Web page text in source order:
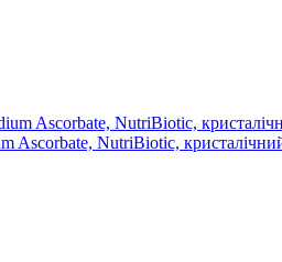
Ascorbate, NutriBiotic,